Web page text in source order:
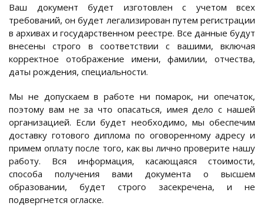
Ваш документ будет изготовлен с учетом всех
требований, он будет легализирован путем регистрации
в архивах и государственном реестре. Все данные будут
внесены строго в соответствии с вашими, включая
корректное отображение имени, фамилии, отчества,
даты рождения, специальности.
Мы не допускаем в работе ни помарок, ни опечаток,
поэтому вам не за что опасаться, имея дело с нашей
организацией. Если будет необходимо, мы обеспечим
доставку готового диплома по оговоренному адресу и
примем оплату после того, как вы лично проверите нашу
работу. Вся информация, касающаяся стоимости,
способа получения вами документа о высшем
образовании, будет строго засекречена, и не
подвергнется огласке.